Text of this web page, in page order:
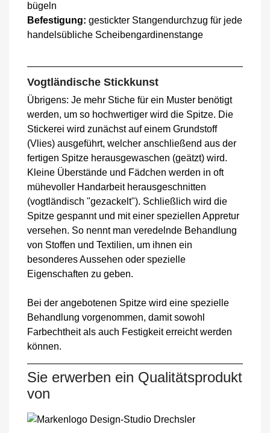
bügeln
Befestigung: gestickter Stangendurchzug für jede
handelsübliche Scheibengardinenstange
Vogtländische Stickkunst
Übrigens: Je mehr Stiche für ein Muster benötigt
werden, um so hochwertiger wird die Spitze. Die
Stickerei wird zunächst auf einem Grundstoff
(Vlies) ausgeführt, welcher anschließend aus der
fertigen Spitze herausgewaschen (geätzt) wird.
Kleine Überstände und Fädchen werden in oft
mühevoller Handarbeit herausgeschnitten
(vogtländisch "gezackelt"). Schließlich wird die
Spitze gespannt und mit einer speziellen Appretur
versehen. So nennt man veredelnde Behandlung
von Stoffen und Textilien, um ihnen ein
besonderes Aussehen oder spezielle
Eigenschaften zu geben.
Bei der angebotenen Spitze wird eine spezielle
Behandlung vorgenommen, damit sowohl
Farbechtheit als auch Festigkeit erreicht werden
können.
Sie erwerben ein Qualitätsprodukt
von